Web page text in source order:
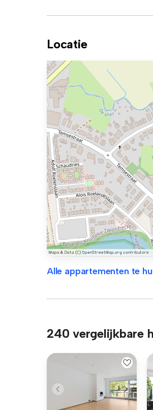
Locatie
Alle appartementen te
240 vergelijkbare